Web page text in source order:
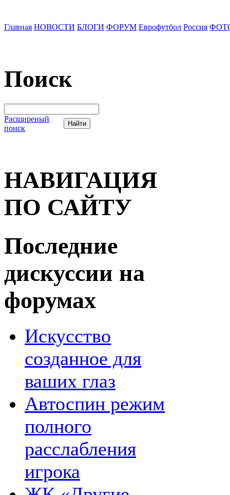
Главная НОВОСТИ БЛОГИ ФОРУМ Еврофутбол Россия
Поиск
Расширеный
поиск
НАВИГАЦИЯ
ПО САЙТУ
Последние
дискуссии на
форумах
Искусство
созданное для
ваших глаз
Автоспин режим
полного
расслабления
игрока